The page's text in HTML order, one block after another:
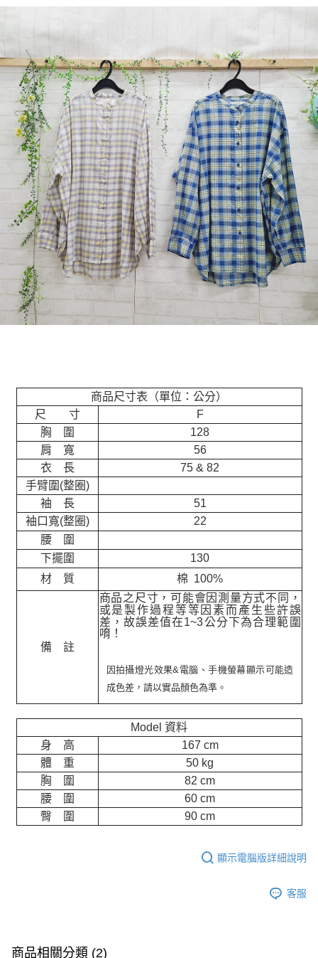
商品尺寸表（單位：公分）
尺 寸
F
胸 圍
128
肩 寬
56
衣 長
75 & 82
手臂圍(整圈)
袖 長
51
袖口寬(整圈)
22
腰 圍
下擺圍
130
材 質
棉 100%
備 註
商品之尺寸，可能會因測量方式不同，
或是製作過程等等因素而產生些許誤
差，故誤差值在1~3公分下為合理範圍
唷！
因拍攝燈光效果&電腦、手機螢幕顯示可能造
成色差，請以實品顏色為準。
Model 資料
身 高
167 cm
體 重
50 kg
胸 圍
82 cm
腰 圍
60 cm
臀 圍
90 cm
顯示電腦版詳細說明
客服
商品相關分類 (2)